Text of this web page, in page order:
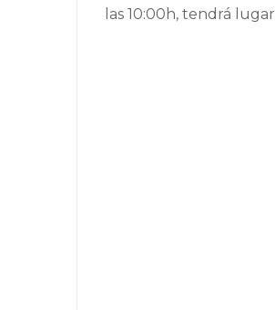
las 10:00h, tendrá lugar